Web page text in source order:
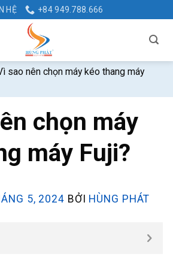
HỆ +84 949.788.666
sao nên chọn máy kéo thang máy
chọn máy
máy Fuji?
5, 2024 BỞI HÙNG PHÁT